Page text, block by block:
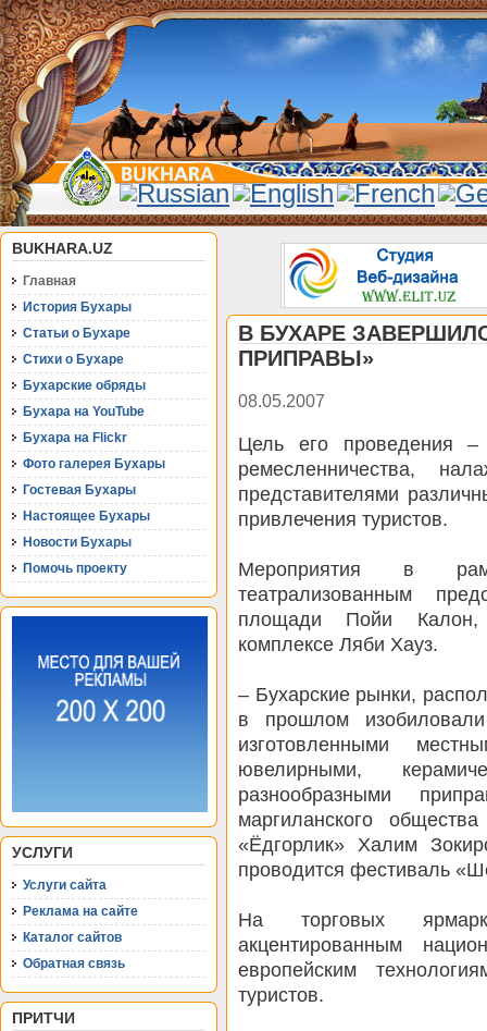
BUKHARA.UZ
Главная
История Бухары
Статьи о Бухаре
Стихи о Бухаре
Бухарские обряды
Бухара на YouTube
Бухара на Flickr
Фото галерея Бухары
Гостевая Бухары
Настоящее Бухары
Новости Бухары
Помочь проекту
УСЛУГИ
Услуги сайта
Реклама на сайте
Каталог сайтов
Обратная связь
ПРИТЧИ
В БУХАРЕ
ПРИПРАВЫ»
08.05.2007
Цель его проведения –
ремесленничества,
представителями
привлечения туристов.
Мероприятия в
театрализованным
площади Пойи Калон,
комплексе Ляби Хауз.
– Бухарские рынки,
в прошлом
изготовленными
ювелирными,
разнообразными
маргиланского
«Ёдгорлик» Халим
проводится фестиваль
На торговых
акцентированным
европейским
туристов.